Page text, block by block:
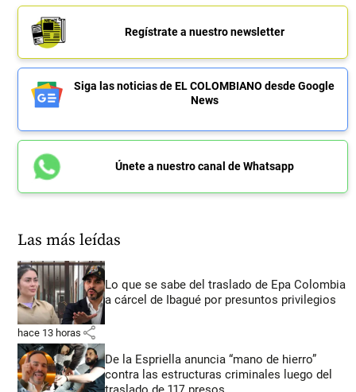
Regístrate a nuestro newsletter
Siga las noticias de EL COLOMBIANO desde Google
News
Únete a nuestro canal de Whatsapp
Las más leídas
Lo que se sabe del traslado de Epa Colombia
a cárcel de Ibagué por presuntos privilegios
hace 13 horas share
De la Espriella anuncia “mano de hierro”
contra las estructuras criminales luego del